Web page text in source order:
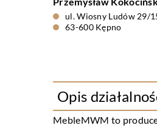
ul. Wiosny Ludów 29/
63-600 Kępno
Opis
MebleMWM to